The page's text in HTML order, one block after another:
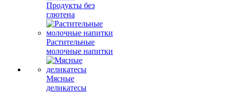
Продукты без
глютена
Растительные
молочные напитки
Мясные
деликатесы